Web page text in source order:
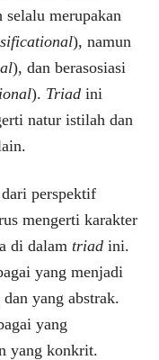
selalu merupakan
), namun
), dan berasosiasi
). Triadini
natur istilah dan
perspektif
mengerti karakter
di dalam triadini.
yang menjadi
yang abstrak.
yang
yang konkrit.